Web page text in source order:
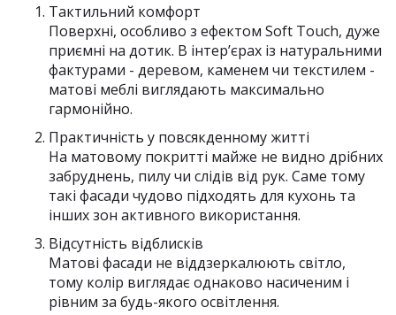
Тактильний комфорт
Поверхні, особливо з ефектом Soft Touch, дуже
приємні на дотик. В інтер’єрах із натуральними
фактурами - деревом, каменем чи текстилем -
матові меблі виглядають максимально
гармонійно.
Практичність у повсякденному житті
На матовому покритті майже не видно дрібних
забруднень, пилу чи слідів від рук. Саме тому
такі фасади чудово підходять для кухонь та
інших зон активного використання.
Відсутність відблисків
Матові фасади не віддзеркалюють світло,
тому колір виглядає однаково насиченим і
рівним за будь-якого освітлення.